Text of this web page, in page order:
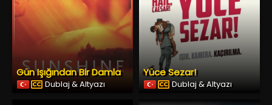
Gün Işığından Bir Damla
Dublaj & Altyazı
Yüce Sezar!
Dublaj & Altyazı